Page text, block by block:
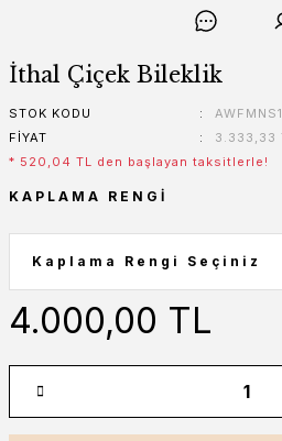
İthal Çiçek Bileklik
STOK KODU
AWFMNS1
FIYAT
3.333,33
* 520,04 TL den başlayan taksitlerle!
KAPLAMA RENGI
4.000,00 TL